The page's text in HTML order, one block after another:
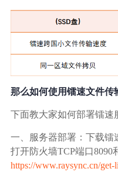
那么如何使用镭速文件传
下面教大家如何部署镭速
一、服务器部署：下载镭
打开防火墙TCP端口8090
https://www.raysync.cn/get-